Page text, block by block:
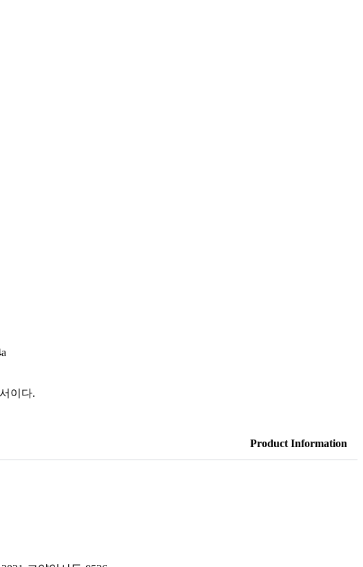
이다.
Product Information